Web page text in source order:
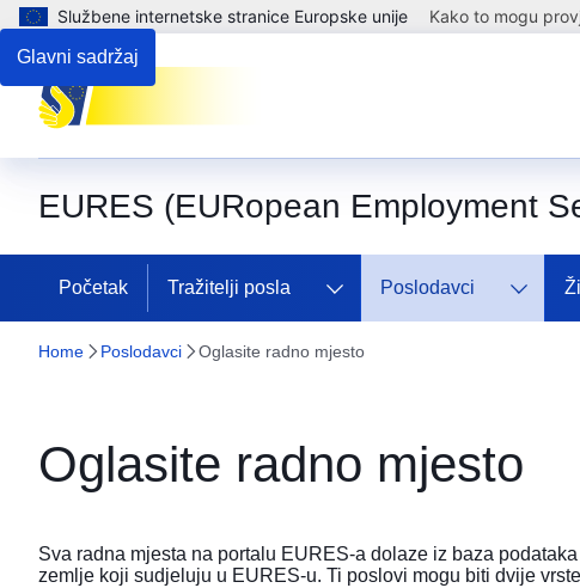
Glavni sadržaj
Službene internetske stranice Europske unije Kako to mogu
EURES (EURopean Employment
Početak Tražitelji posla Poslodavci
Home Poslodavci Oglasite radno mjesto
Oglasite radno mjesto
Sva radna mjesta na portalu EURES-a dolaze iz baza
zemlje koji sudjeluju u EURES-u. Ti poslovi mogu biti dvije